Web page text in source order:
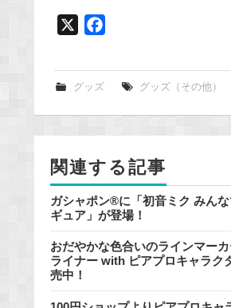
k
グッズ グッズ（その他）
関連する記事
ガシャポン®に「初音ミク みん
ギュア」が登場！
おだやかな色合いのラインマー
ライナー with ピアプロキャラク
売中！